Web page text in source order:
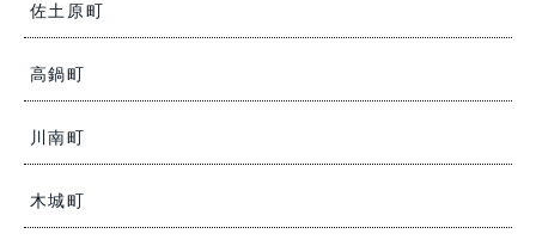
佐土原町
高鍋町
川南町
木城町